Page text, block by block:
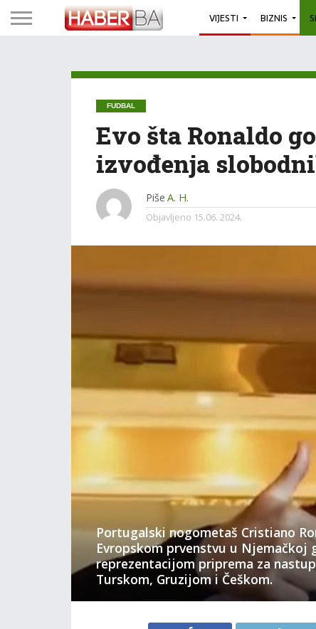
VIJESTI BIZNIS
FUDBAL
Evo šta Ronaldo
izvođenja
Piše A. H.
Objavljeno 15.06. 2024.
Portugalski nogometaš Cristiano
Evropskom prvenstvu u Njemačkoj
reprezentacijom priprema za
Turskom, Gruzijom i Češkom.